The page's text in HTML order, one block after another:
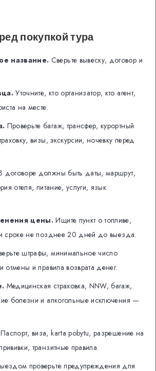
покупкой тура
название. Сверьте вывеску, договор и
Уточните, кто организатор, кто агент,
на месте.
Проверьте багаж, трансфер, курортный
визы, экскурсии, ночевку перед
договоре должны быть даты, маршрут,
отеля, питание, услуги, язык
цены. Ищите пункт о топливе,
сроке не позднее 20 дней до выезда.
штрафы, минимальное число
отмены и правила возврата денег.
Медицинская страховка, NNW, багаж,
болезни и алкогольные исключения —
Паспорт, виза, karta pobytu, разрешение на
транзитные правила.
проверьте предупреждения для